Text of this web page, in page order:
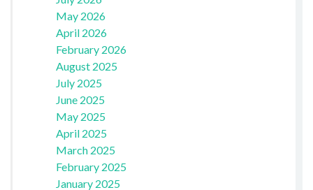
May 2026
April 2026
February 2026
August 2025
July 2025
June 2025
May 2025
April 2025
March 2025
February 2025
January 2025